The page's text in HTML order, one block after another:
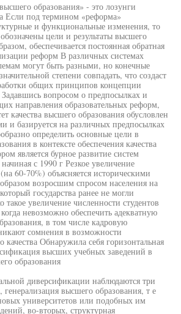
образования» - это лозунги
Если под термином «реформа»
и функциональные изменения, то
цели и результаты высшего
обеспечивается постоянная обратная
реформ В различных системах
могут быть разными, но конечные
степени совпадать, что создаст
общих принципов концепции
вопросом о предпосылках и
направления образовательных реформ,
качества высшего образования обусловлен
и базируется на различных предпосылках
определить основные цели в
в контексте обеспечения качества
является бурное развитие систем
с 1990 г Резкое увеличение
60-70%) объясняется историческими
возросшим спросом населения на
государства ранее не могли
такое увеличение численности студентов
невозможно обеспечить адекватную
в том числе кадровую
сомнения в возможности
качества Обнаружила себя горизонтальная
высших учебных заведений в
образования
диверсификации наблюдаются три
высшего образования, т е
университетов или подобных им
во-вторых, структурная